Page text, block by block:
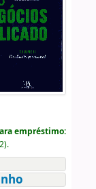
empréstimo: